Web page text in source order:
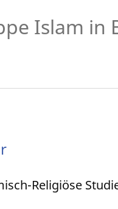
Islam in
Religiöse